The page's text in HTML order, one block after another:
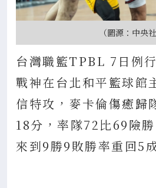
（圖源：中央社
台灣職籃TPBL 7日例
戰神在台北和平籃球館
信特攻，麥卡倫傷癒歸
18分，率隊72比69險
來到9勝9敗勝率重回5